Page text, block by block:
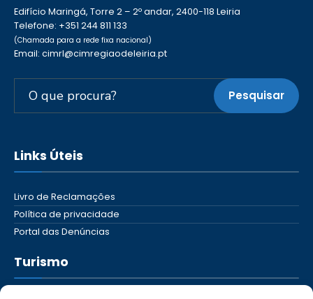
Edifício Maringá, Torre 2 – 2º andar, 2400-118 Leiria
Telefone: +351 244 811 133
(Chamada para a rede fixa nacional)
Email: cimrl@cimregiaodeleiria.pt
Pesquisar
Links Úteis
Livro de Reclamações
Política de privacidade
Portal das Denúncias
Turismo